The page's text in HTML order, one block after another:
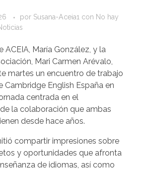
por Susana-Aceia1 con No hay
ACEIA, María González, y la
Mari Carmen Arévalo,
martes un encuentro de trabajo
Cambridge English España en
centrada en el
la colaboración que ambas
desde hace años.
compartir impresiones sobre
y oportunidades que afronta
de idiomas, así como